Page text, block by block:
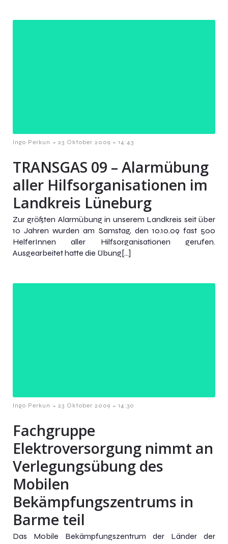
Ingo Perkun - 23 Oktober 2009 - 14:43
TRANSGAS 09 – Alarmübung
aller Hilfsorganisationen im
Landkreis Lüneburg
Zur größten Alarmübung in unserem Landkreis seit über
10 Jahren wurden am Samstag, den 10.10.09 fast 500
HelferInnen aller Hilfsorganisationen gerufen.
Ausgearbeitet hatte die Übung[…]
Ingo Perkun - 23 Oktober 2009 - 14:30
Fachgruppe
Elektroversorgung nimmt an
Verlegungsübung des
Mobilen
Bekämpfungszentrums in
Barme teil
Das Mobile Bekämpfungszentrum der Länder der